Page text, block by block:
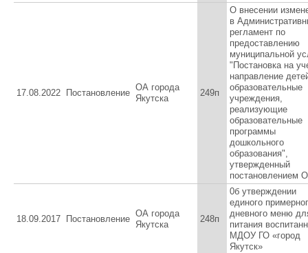
17.08.2022 Постановление
ОА города
Якутска
249п
О внесении
в
регламент по
предоставлению
муниципальной
"Постановка на
направление
образовательные
учреждения,
реализующие
образовательные
программы
дошкольного
образования",
утвержденный
постановлением
18.09.2017 Постановление
ОА города
Якутска
248п
0б утверждении
единого
дневного меню
питания
МДОУ ГО «город
Якутск»